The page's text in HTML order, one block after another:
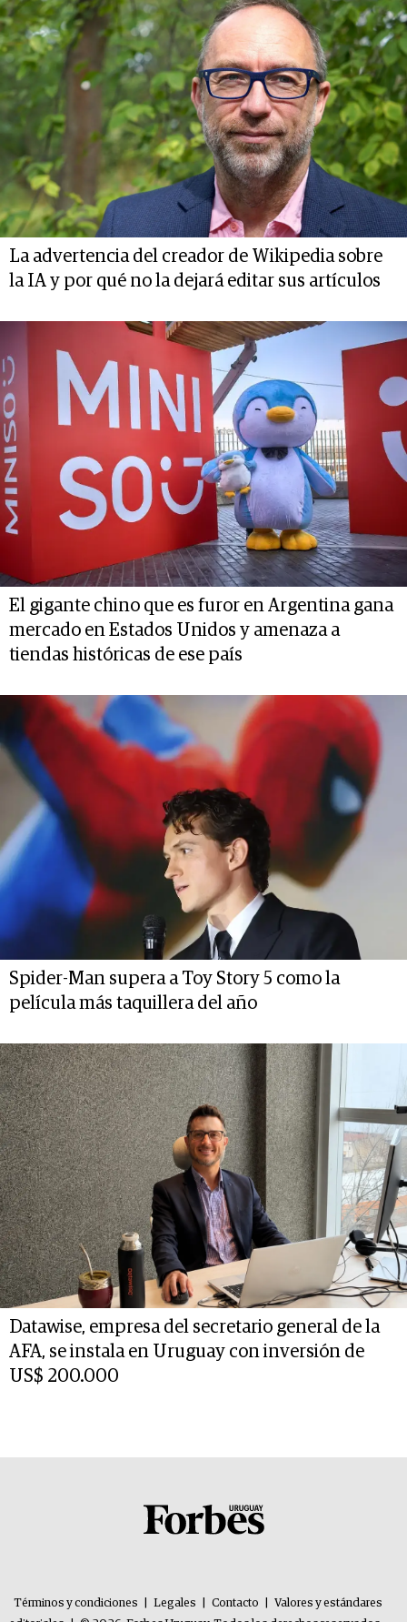
La advertencia del creador de Wikipedia sobre
la IA y por qué no la dejará editar sus artículos
El gigante chino que es furor en Argentina gana
mercado en Estados Unidos y amenaza a
tiendas históricas de ese país
Spider-Man supera a Toy Story 5 como la
película más taquillera del año
Datawise, empresa del secretario general de la
AFA, se instala en Uruguay con inversión de
US$ 200.000
Términos y condiciones Legales Contacto
Valores y estándares